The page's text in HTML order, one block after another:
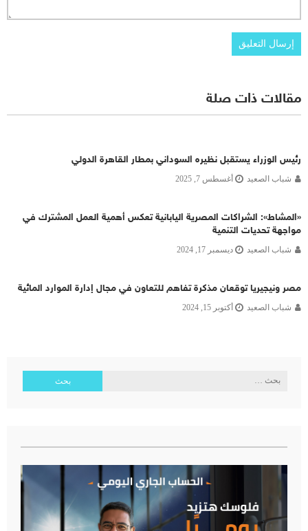
مقالات ذات صلة
رئيس الوزراء يستقبل نظيره السوداني بمطار القاهرة الدولي
شباب الصعيد أغسطس 7, 2025
«المشاط»: الشراكات المصرية اليابانية تعكس أهمية العمل المشترك في
مواجهة تحديات التنمية
شباب الصعيد ديسمبر 17, 2024
مصر ونيجيريا توقعان مذكرة تفاهم للتعاون في مجال إدارة الموارد المائية
شباب الصعيد أكتوبر 15, 2024
البحث